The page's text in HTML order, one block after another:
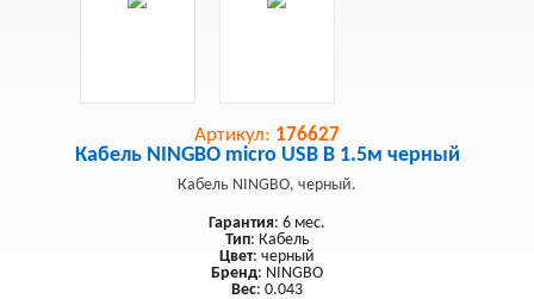
Артикул: 176627
Кабель NINGBO micro USB B 1.5м черный
Кабель NINGBO, черный.
Гарантия: 6 мес.
Тип: Кабель
Цвет: черный
Бренд: NINGBO
Вес: 0.043